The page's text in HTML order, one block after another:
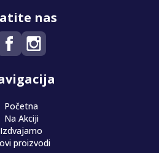
nas
Početna
Na Akciji
Izdvajamo
proizvodi